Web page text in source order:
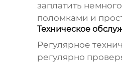
заплатить
поломками и
Техническое
Регулярное
регулярно